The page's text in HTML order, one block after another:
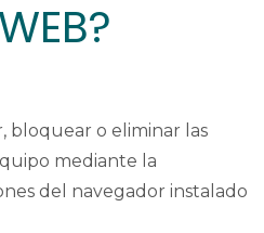
bloquear o eliminar las
mediante la
del navegador instalado